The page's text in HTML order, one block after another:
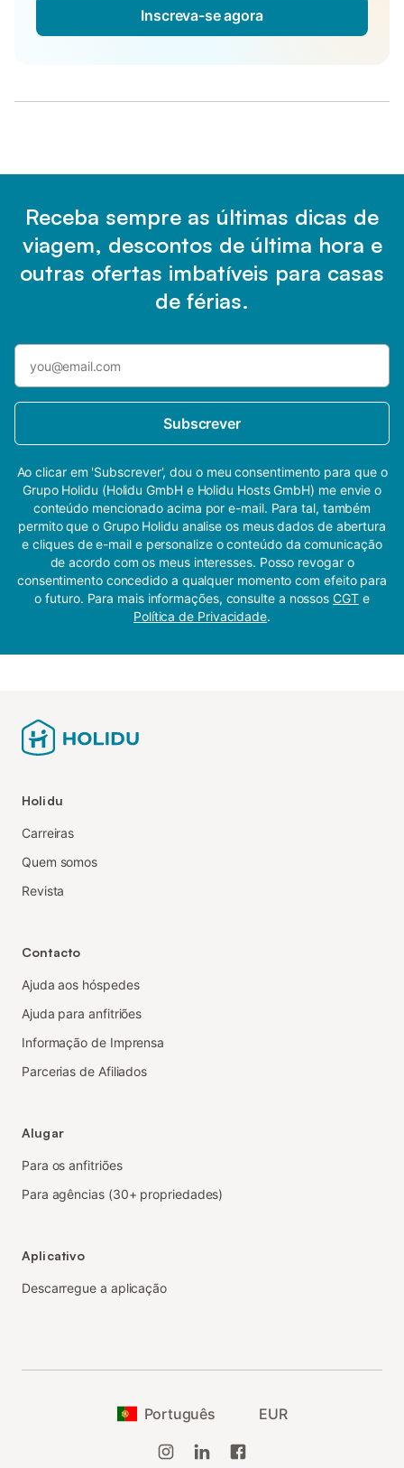
Inscreva-se agora
Receba sempre as últimas dicas de
viagem, descontos de última hora e
outras ofertas imbatíveis para casas
de férias.
Subscrever
Ao clicar em 'Subscrever', dou o meu consentimento para que o
Grupo Holidu (Holidu GmbH e Holidu Hosts GmbH) me envie o
conteúdo mencionado acima por e-mail. Para tal, também
permito que o Grupo Holidu analise os meus dados de abertura
e cliques de e-mail e personalize o conteúdo da comunicação
de acordo com os meus interesses. Posso revogar o
consentimento concedido a qualquer momento com efeito para
o futuro. Para mais informações, consulte a nossosCGTe
Política de Privacidade.
Holidu
Carreiras
Quem somos
Revista
Contacto
Ajuda aos hóspedes
Ajuda para anfitriões
Informação de Imprensa
Parcerias de Afiliados
Alugar
Para os anfitriões
Para agências (30+ propriedades)
Aplicativo
Descarregue a aplicação
Português EUR